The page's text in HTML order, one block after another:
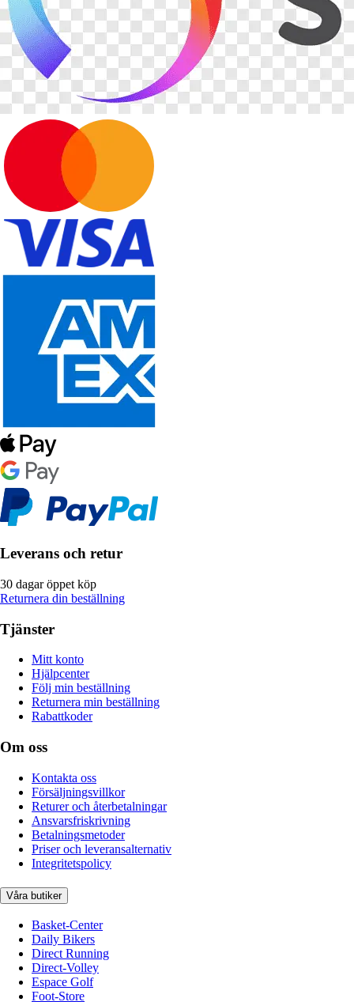
Leverans och retur
30 dagar öppet köp
Returnera din beställning
Tjänster
Mitt konto
Hjälpcenter
Följ min beställning
Returnera min beställning
Rabattkoder
Om oss
Kontakta oss
Försäljningsvillkor
Returer och återbetalningar
Ansvarsfriskrivning
Betalningsmetoder
Priser och leveransalternativ
Integritetspolicy
Våra butiker
Basket-Center
Daily Bikers
Direct Running
Direct-Volley
Espace Golf
Foot-Store